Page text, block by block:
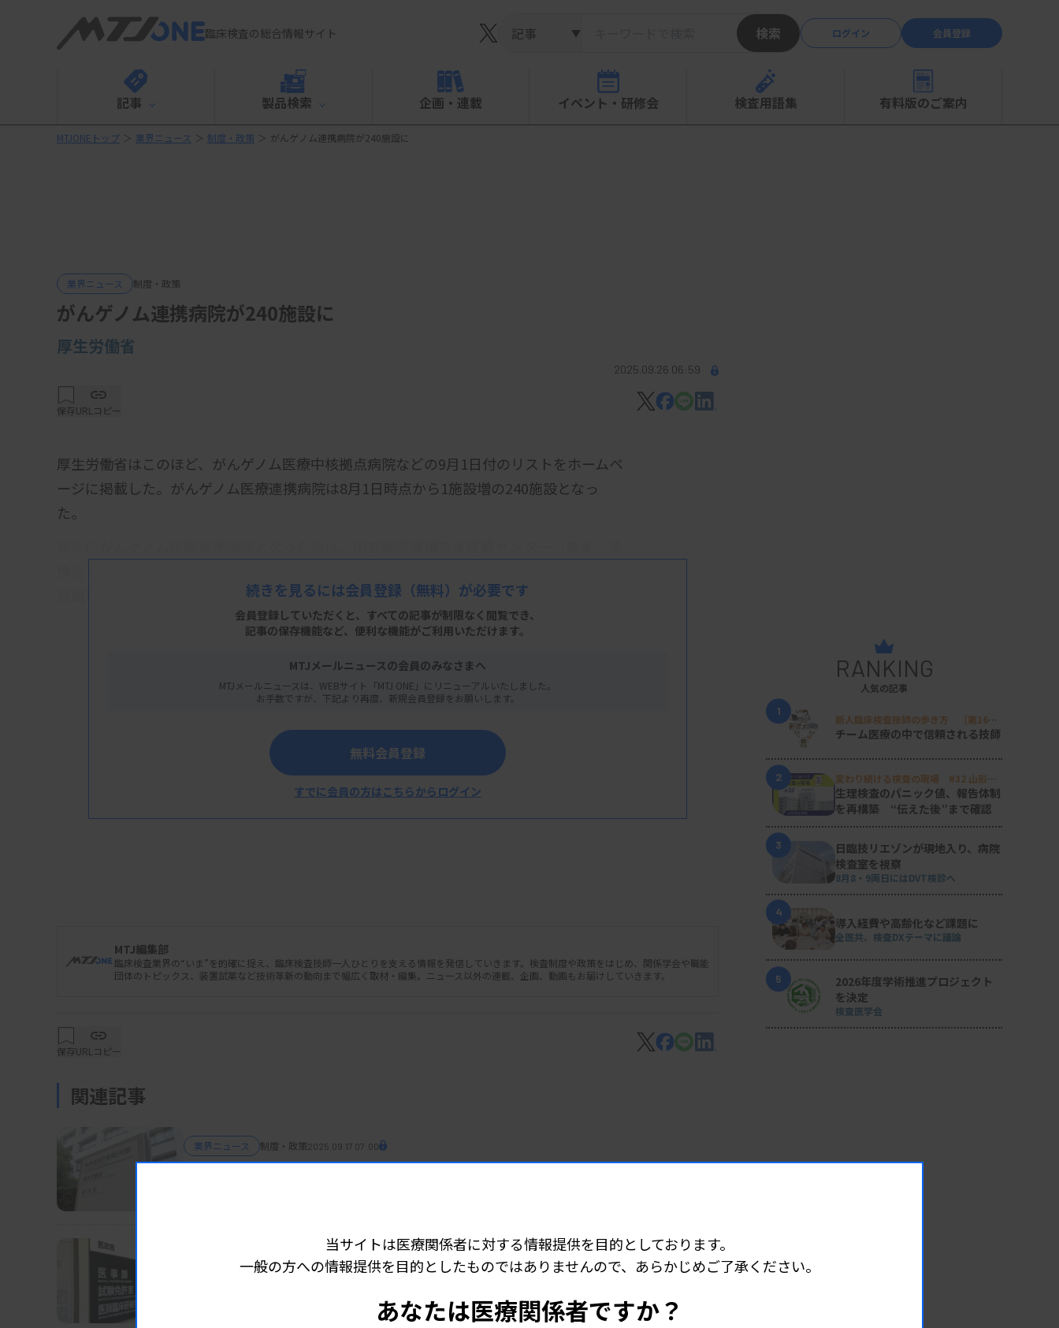
臨床検査の総合情報サイト ▼ 検索 ログイン 会員登録
記事 製品検索 企画・連載 イベント・研修会 検査用語集 有料版のご案内
MTJONEトップ ＞ 業界ニュース ＞ 制度・政策 ＞ がんゲノム連携病院が240施設に
業界ニュース 制度・政策
がんゲノム連携病院が240施設に
厚生労働省
2025.09.26 06:59
保存URLコピー
厚生労働省はこのほど、がんゲノム医療中核拠点病院などの9月1日付のリストをホームペ
ージに掲載した。がんゲノム医療連携病院は8月1日時点から1施設増の240施設となっ
た。
施設増（東京医科大学病院）の38施設だった。
続きを見るには会員登録 （無料）が必要です
会員登録していただくと、すべての記事が制限なく閲覧でき、
記事の保存機能など、便利な機能がご利用いただけます。
MTJメールニュースの会員のみなさまへ
MTJメールニュースは、WEBサイト「MTJ ONE」にリニューアルいたしました。
お手数ですが、下記より再度、新規会員登録をお願いします。
無料会員登録
すでに会員の方はこちらからログイン
MTJ編集部
臨床検査業界の“いま”を的確に捉え、臨床検査技師一人ひとりを支える情報を発信していきます。検査制度や政策をはじめ、関係学会や職能
団体のトピックス、装置試薬など技術革新の動向まで幅広く取材・編集。ニュース以外の連載、企画、動画もお届けしていきます。
保存URLコピー
関連記事
業界ニュース 制度・政策2025.09.17 07:00
制度・政策 2025.09.17 07:00
RANKING
人気の記事
1
新人臨床検査技師の歩き方 ［第16
回］
チーム医療の中で信頼される技師
2
変わり続ける検査の現場 #32 山形済
生病院
生理検査のパニック値、報告体制
を再構築 “伝えた後”まで確認
3
日臨技リエゾンが現地入り、病院
検査室を視察
8月8・9両日にはDVT検診へ
4
導入経費や高齢化など課題に
全医共、検査DXテーマに議論
5
2026年度学術推進プロジェクト
を決定
検査医学会
当サイトは医療関係者に対する情報提供を目的としております。
一般の方への情報提供を目的としたものではありませんので、あらかじめご了承ください。
あなたは医療関係者ですか？